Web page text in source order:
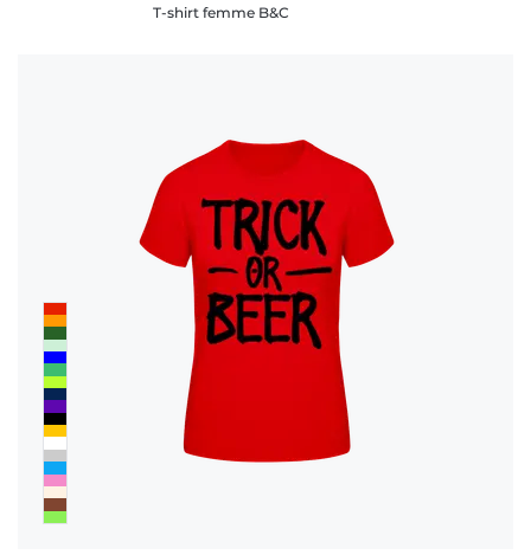
T-shirt femme B&C